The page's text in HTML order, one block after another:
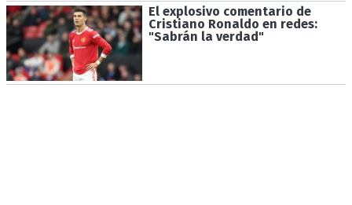
El explosivo comentario de
Cristiano Ronaldo en redes:
"Sabrán la verdad"